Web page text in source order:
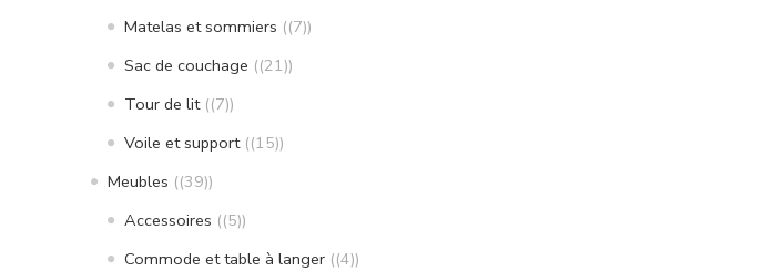
Matelas et sommiers (7)
Sac de couchage (21)
Tour de lit (7)
Voile et support (15)
Meubles (39)
Accessoires (5)
Commode et table à langer (4)